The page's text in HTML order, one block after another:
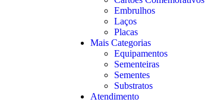
Embrulhos
Laços
Placas
Mais Categorias
Equipamentos
Sementeiras
Sementes
Substratos
Atendimento